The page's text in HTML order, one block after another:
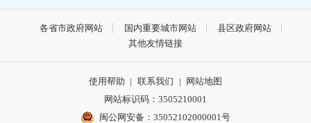
各省市政府网站 国内重要城市网站
县区政府网站
其他友情链接
使用帮助 | 联系我们 |
网站地图
网站标识码：3505210001
闽公网安备：35052102000001号